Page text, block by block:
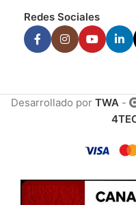
Redes Sociales
Desarrollado por TWA -